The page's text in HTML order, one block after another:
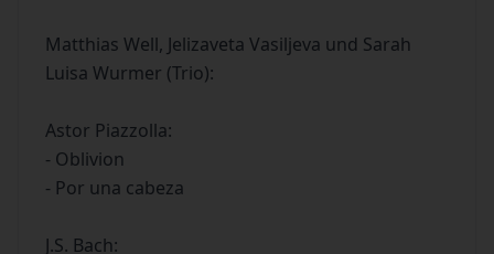
Matthias Well, Jelizaveta Vasiljeva und Sarah
Luisa Wurmer (Trio):
Astor Piazzolla:
- Oblivion
- Por una cabeza
J.S. Bach: